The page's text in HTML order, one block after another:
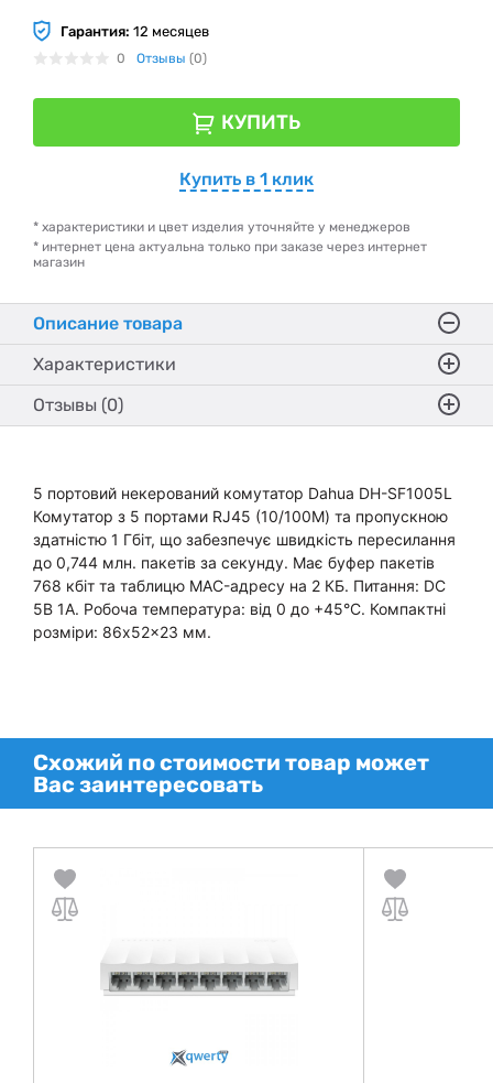
Гарантия: 12 месяцев
0 Отзывы (0)
КУПИТЬ
Купить в 1 клик
* характеристики и цвет изделия уточняйте у менеджеров
* интернет цена актуальна только при заказе через интернет
магазин
Описание товара
Характеристики
Отзывы (0)
5 портовий некерований комутатор Dahua DH-SF1005L
Комутатор з 5 портами RJ45 (10/100М) та пропускною
здатністю 1 Гбіт, що забезпечує швидкість пересилання
до 0,744 млн. пакетів за секунду. Має буфер пакетів
768 кбіт та таблицю MAC-адресу на 2 КБ. Питання: DC
5В 1А. Робоча температура: від 0 до +45°C. Компактні
розміри: 86x52x23 мм.
Схожий по стоимости товар может
Вас заинтересовать